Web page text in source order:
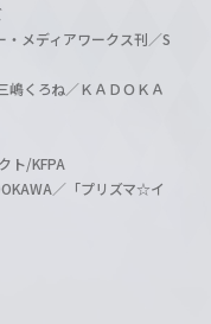
メディアワークス刊／S
くろね／ＫＡＤＯＫＡ
ト/KFPA
／「プリズマ☆イ